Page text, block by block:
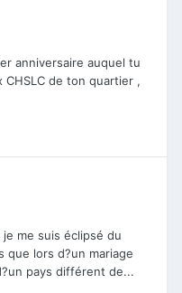
anniversaire auquel tu
de ton quartier ,
me suis éclipsé du
lors d?un mariage
pays différent de...